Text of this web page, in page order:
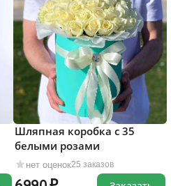
нет оценок25 заказов
Шляпная коробка с 35
белыми розами